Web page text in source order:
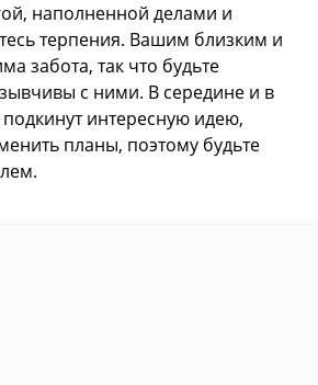
наполненной делами и
терпения. Вашим близким и
забота, так что будьте
с ними. В середине и в
интересную идею,
планы, поэтому будьте